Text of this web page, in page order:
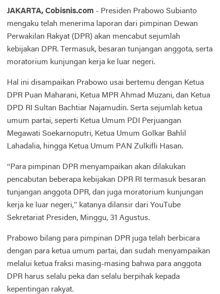
JAKARTA, Cobisnis.com - Presiden Prabowo Subianto
mengaku telah menerima laporan dari pimpinan Dewan
Perwakilan Rakyat (DPR) akan mencabut sejumlah
kebijakan DPR. Termasuk, besaran tunjangan anggota, serta
moratorium kunjungan kerja ke luar negeri.
Hal ini disampaikan Prabowo usai bertemu dengan Ketua
DPR Puan Maharani, Ketua MPR Ahmad Muzani, dan Ketua
DPD RI Sultan Bachtiar Najamudin. Serta sejumlah ketua
umum partai, seperti Ketua Umum PDI Perjuangan
Megawati Soekarnoputri, Ketua Umum Golkar Bahlil
Lahadalia, hingga Ketua Umum PAN Zulkifli Hasan.
“Para pimpinan DPR menyampaikan akan dilakukan
pencabutan beberapa kebijakan DPR RI termasuk besaran
tunjangan anggota DPR, dan juga moratorium kunjungan
kerja ke luar negeri,” katanya dilansir dari YouTube
Sekretariat Presiden, Minggu, 31 Agustus.
Prabowo bilang para pimpinan DPR juga telah berbicara
dengan para ketua umum partai, dan sudah menyampaikan
melalui ketua fraksi masing-masing bahwa para anggota
DPR harus selalu peka dan selalu berpihak kepada
kepentingan rakyat.